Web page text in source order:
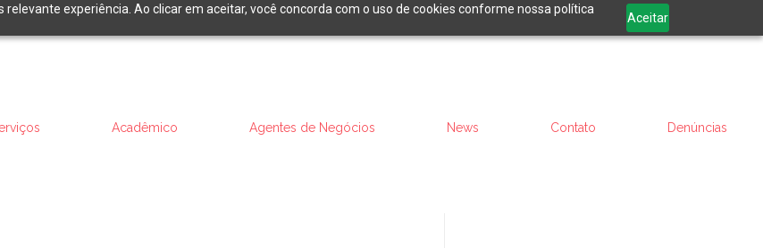
experiência. Ao clicar em aceitar, você concorda com o uso de cookies conforme nossa política
Aceitar
Acadêmico Agentes de Negócios News Contato Denúncias